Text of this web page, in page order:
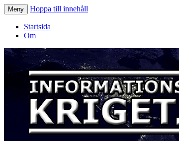
Informationskriget.se
Meny Hoppa till innehåll
Startsida
Om